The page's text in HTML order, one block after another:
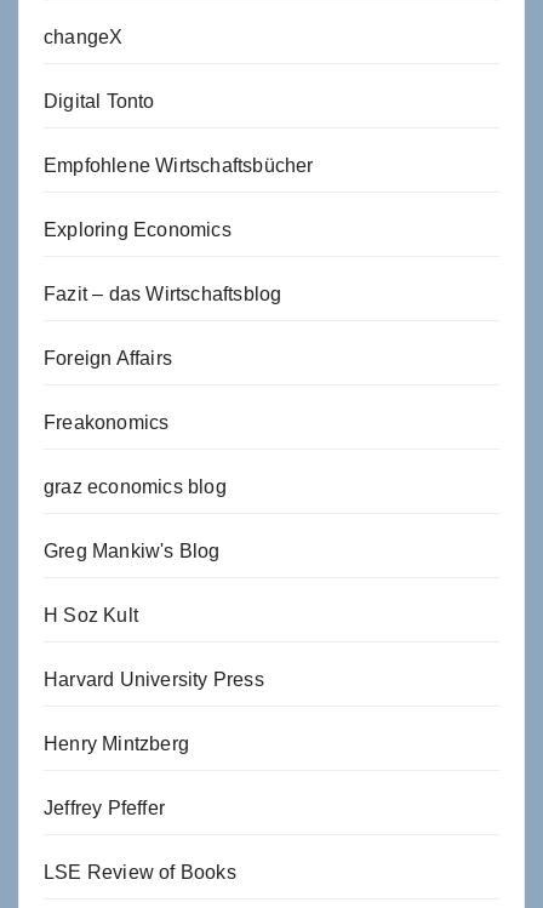
changeX
Digital Tonto
Empfohlene Wirtschaftsbücher
Exploring Economics
Fazit – das Wirtschaftsblog
Foreign Affairs
Freakonomics
graz economics blog
Greg Mankiw's Blog
H Soz Kult
Harvard University Press
Henry Mintzberg
Jeffrey Pfeffer
LSE Review of Books